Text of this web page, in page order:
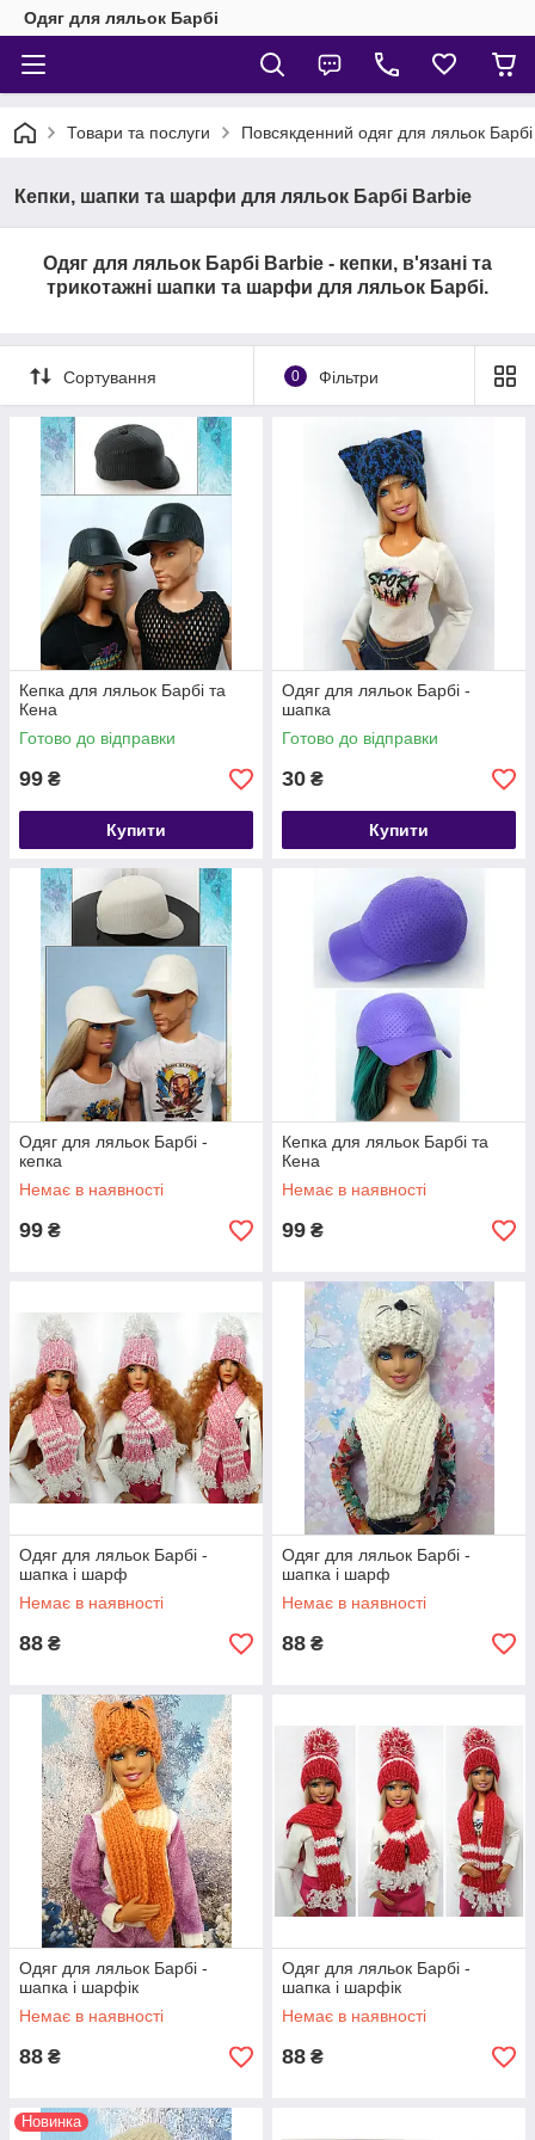
Одяг для ляльок Барбі
Товари та послуги Повсякденний одяг для ляльок Барбі
Кепки, шапки та шарфи для ляльок Барбі Barbie
Одяг для ляльок Барбі Barbie - кепки, в'язані та
трикотажні шапки та шарфи для ляльок Барбі.
Сортування 0 Фільтри
Кепка для ляльок Барбі та
Кена
Готово до відправки
99 ₴
Купити
Одяг для ляльок Барбі -
шапка
Готово до відправки
30 ₴
Купити
Одяг для ляльок Барбі -
кепка
Немає в наявності
99 ₴
Кепка для ляльок Барбі та
Кена
Немає в наявності
99 ₴
Одяг для ляльок Барбі -
шапка і шарф
Немає в наявності
88 ₴
Одяг для ляльок Барбі -
шапка і шарф
Немає в наявності
88 ₴
Одяг для ляльок Барбі -
шапка і шарфік
Немає в наявності
88 ₴
Одяг для ляльок Барбі -
шапка і шарфік
Немає в наявності
88 ₴
Новинка